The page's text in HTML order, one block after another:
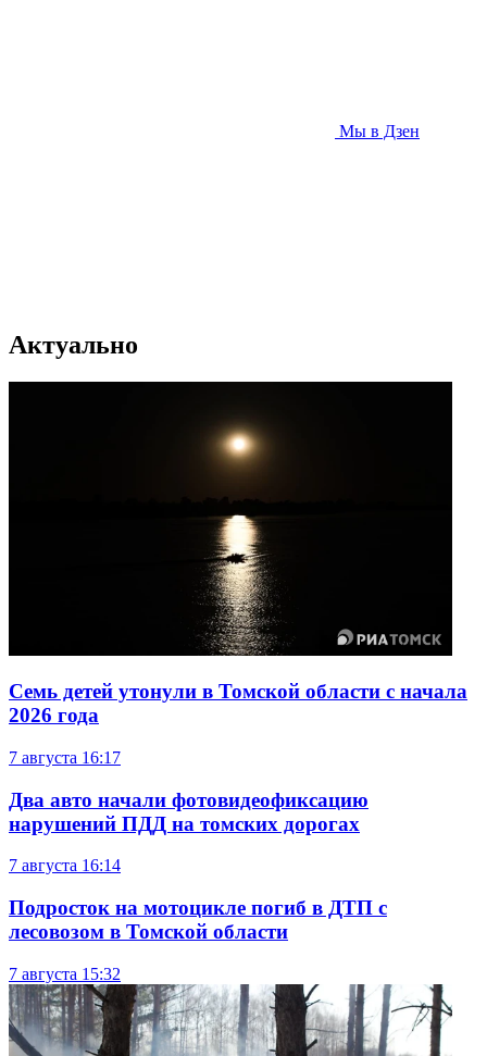
Мы в Дзен
Актуально
Семь детей утонули в Томской области с начала
2026 года
7 августа 16:17
Два авто начали фотовидеофиксацию
нарушений ПДД на томских дорогах
7 августа 16:14
Подросток на мотоцикле погиб в ДТП с
лесовозом в Томской области
7 августа 15:32